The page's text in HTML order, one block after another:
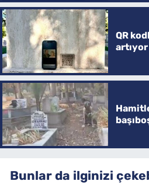
QR
artıyor
Bunlar da ilginizi